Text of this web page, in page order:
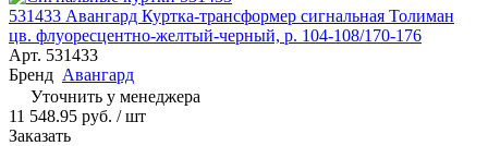
531433 Авангард Куртка-трансформер сигнальная Толиман
цв. флуоресцентно-желтый-черный, р. 104-108/170-176
Арт. 531433
Бренд Авангард
Уточнить у менеджера
11 548.95 руб. / шт
Заказать